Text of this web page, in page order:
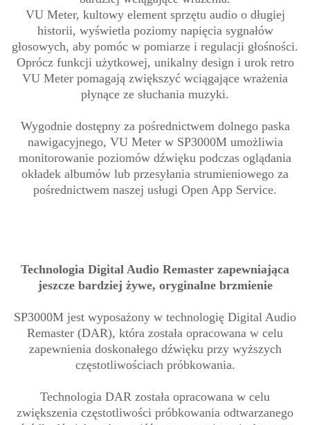
VU Meter, kultowy element sprzętu audio o długiej
historii, wyświetla poziomy napięcia sygnałów
głosowych, aby pomóc w pomiarze i regulacji głośności.
Oprócz funkcji użytkowej, unikalny design i urok retro
VU Meter pomagają zwiększyć wciągające wrażenia
płynące ze słuchania muzyki.
Wygodnie dostępny za pośrednictwem dolnego paska
nawigacyjnego, VU Meter w SP3000M umożliwia
monitorowanie poziomów dźwięku podczas oglądania
okładek albumów lub przesyłania strumieniowego za
pośrednictwem naszej usługi Open App Service.
Technologia Digital Audio Remaster zapewniająca
jeszcze bardziej żywe, oryginalne brzmienie
SP3000M jest wyposażony w technologię Digital Audio
Remaster (DAR), która została opracowana w celu
zapewnienia doskonałego dźwięku przy wyższych
częstotliwościach próbkowania.
Technologia DAR została opracowana w celu
zwiększenia częstotliwości próbkowania odtwarzanego